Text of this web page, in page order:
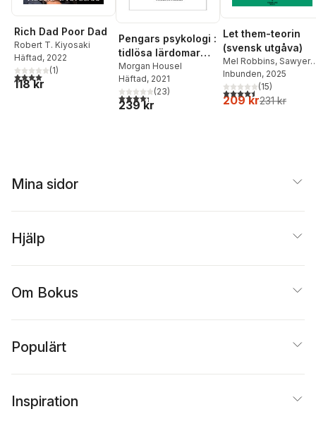
Rich Dad Poor Dad
Robert T. Kiyosaki
Häftad, 2022
4,0utav 5 stjärnor. Totalt antal röster:
(1)
118 kr
Pengars psykologi :
tidlösa lärdomar
om förmögenhet,
girighet och lycka
Morgan Housel
Häftad, 2021
4,3utav 5 stjärnor. Totalt antal röster:
(23)
239 kr
Let them-teorin
(svensk utgåva)
Mel Robbins, Sawyer
Robbins
Inbunden, 2025
4,5utav 5 stjärnor.
(15)
209 kr231 kr
Mina sidor
Hjälp
Om Bokus
Populärt
Inspiration